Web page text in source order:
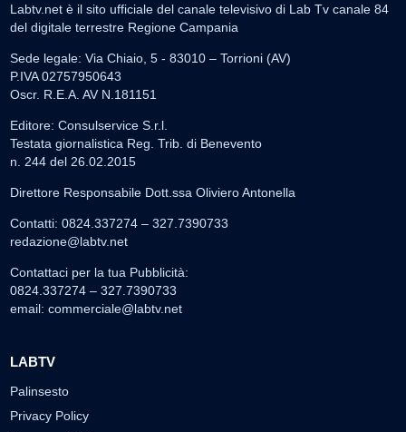
Labtv.net è il sito ufficiale del canale televisivo di Lab Tv canale 84
del digitale terrestre Regione Campania
Sede legale: Via Chiaio, 5 - 83010 – Torrioni (AV)
P.IVA 02757950643
Oscr. R.E.A. AV N.181151
Editore: Consulservice S.r.l.
Testata giornalistica Reg. Trib. di Benevento
n. 244 del 26.02.2015
Direttore Responsabile Dott.ssa Oliviero Antonella
Contatti: 0824.337274 – 327.7390733
redazione@labtv.net
Contattaci per la tua Pubblicità:
0824.337274 – 327.7390733
email: commerciale@labtv.net
LABTV
Palinsesto
Privacy Policy